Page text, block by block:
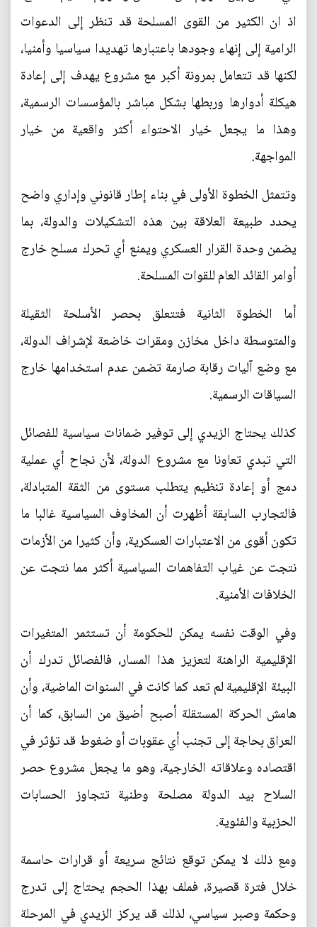
اذ ان الكثير من القوى المسلحة قد تنظر إلى الدعوات
الرامية إلى إنهاء وجودها باعتبارها تهديدا سياسيا وأمنيا،
لكنها قد تتعامل بمرونة أكبر مع مشروع يهدف إلى إعادة
هيكلة أدوارها وربطها بشكل مباشر بالمؤسسات الرسمية،
وهذا ما يجعل خيار الاحتواء أكثر واقعية من خيار
المواجهة.
وتتمثل الخطوة الأولى في بناء إطار قانوني وإداري واضح
يحدد طبيعة العلاقة بين هذه التشكيلات والدولة، بما
يضمن وحدة القرار العسكري ويمنع أي تحرك مسلح خارج
أوامر القائد العام للقوات المسلحة.
أما الخطوة الثانية فتتعلق بحصر الأسلحة الثقيلة
والمتوسطة داخل مخازن ومقرات خاضعة لإشراف الدولة،
مع وضع آليات رقابة صارمة تضمن عدم استخدامها خارج
السياقات الرسمية.
كذلك يحتاج الزيدي إلى توفير ضمانات سياسية للفصائل
التي تبدي تعاونا مع مشروع الدولة، لأن نجاح أي عملية
دمج أو إعادة تنظيم يتطلب مستوى من الثقة المتبادلة،
فالتجارب السابقة أظهرت أن المخاوف السياسية غالبا ما
تكون أقوى من الاعتبارات العسكرية، وأن كثيرا من الأزمات
نتجت عن غياب التفاهمات السياسية أكثر مما نتجت عن
الخلافات الأمنية.
وفي الوقت نفسه يمكن للحكومة أن تستثمر المتغيرات
الإقليمية الراهنة لتعزيز هذا المسار، فالفصائل تدرك أن
البيئة الإقليمية لم تعد كما كانت في السنوات الماضية، وأن
هامش الحركة المستقلة أصبح أضيق من السابق، كما أن
العراق بحاجة إلى تجنب أي عقوبات أو ضغوط قد تؤثر في
اقتصاده وعلاقاته الخارجية، وهو ما يجعل مشروع حصر
السلاح بيد الدولة مصلحة وطنية تتجاوز الحسابات
الحزبية والفئوية.
ومع ذلك لا يمكن توقع نتائج سريعة أو قرارات حاسمة
خلال فترة قصيرة، فملف بهذا الحجم يحتاج إلى تدرج
وحكمة وصبر سياسي، لذلك قد يركز الزيدي في المرحلة